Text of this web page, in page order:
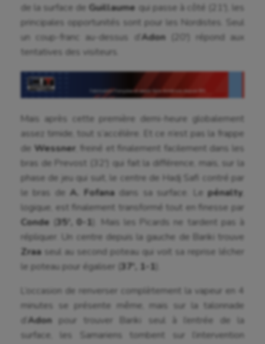
de la surface de Guillaume qui passe à côté (21′), les
principales opportunités sont pour les Nordistes. Seul
un coup-franc au-dessus d’ Adon(20′) répond aux
tentatives des visiteurs.
Mais après cette première demi-heure globalement
assez timide, tout s’accélère. Et ce n’est pas la frappe
de Wessner , freiné et finalement facilement dans les
bras de Prevost (32′) qui fait la différence, mais, sur la
phase de jeu qui suit, le centre de Hadj Safi contré par
le bras de A. Fofanadans sa surface. Lepénalty
logique, est finalement transformé tout en finesse par
Conde
35′, 0-1 ). Mais les Picards ne tardent pas à
répliquer. Un centre depuis la gauche de Bariki trouve
Zraa seul au second poteau qui voit sa reprise lécher
le poteau pour égaliser (
37′, 1-1
L’occasion de renverser complètement la vapeur en 4
minutes se présente même, mais sur la talonnade
d’ Adon pour trouver Bariki seul à l’entrée de la
surface, les Samariens tombent sur l’intervention